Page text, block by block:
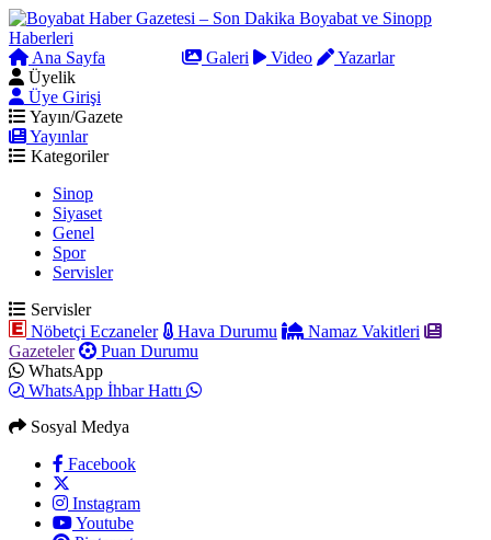
Ana Sayfa Galeri Video
Yazarlar
Üyelik
Üye Girişi
Yayın/Gazete
Yayınlar
Kategoriler
Sinop
Siyaset
Genel
Spor
Servisler
Servisler
Nöbetçi Eczaneler
Hava Durumu
Namaz Vakitleri
Gazeteler
Puan Durumu
WhatsApp
WhatsApp İhbar Hattı
Sosyal Medya
Facebook
Instagram
Youtube